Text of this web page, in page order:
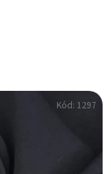
Kód: 1297